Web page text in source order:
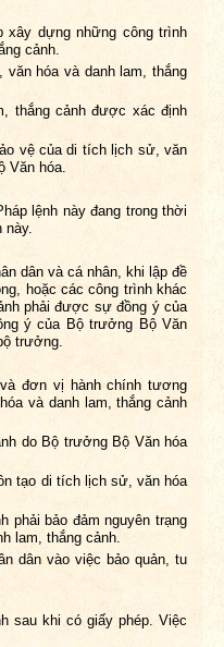
dựng những công trình
cảnh.
hóa và danh lam, thắng
thắng cảnh được xác định
vệ của di tích lịch sử, văn
Văn hóa.
lệnh này đang trong thời
dân và cá nhân, khi lập đề
hoặc các công trình khác
phải được sự đồng ý của
ý của Bộ trưởng Bộ Văn
trưởng.
đơn vị hành chính tương
và danh lam, thắng cảnh
do Bộ trưởng Bộ Văn hóa
tạo di tích lịch sử, văn hóa
phải bảo đảm nguyên trạng
lam, thắng cảnh.
dân vào việc bảo quản, tu
sau khi có giấy phép. Việc